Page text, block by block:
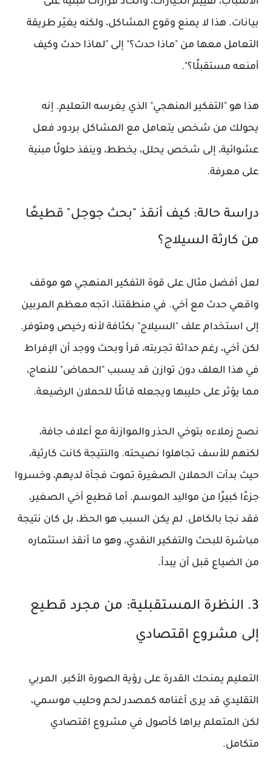
بيانات. هذا لا يمنع وقوع المشاكل، ولكنه يغيّر طريقة
التعامل معها من "ماذا حدث؟" إلى "لماذا حدث وكيف
أمنعه مستقبلًا؟".
هذا هو "التفكير المنهجي" الذي يغرسه التعليم. إنه
يحولك من شخص يتعامل مع المشاكل بردود فعل
عشوائية، إلى شخص يحلل، يخطط، وينفذ حلولًا مبنية
على معرفة.
دراسة حالة: كيف أنقذ "بحث جوجل" قطيعًا
من كارثة السيلاج؟
لعل أفضل مثال على قوة التفكير المنهجي هو موقف
واقعي حدث مع أخي. في منطقتنا، اتجه معظم المربين
إلى استخدام علف "السيلاج" بكثافة لأنه رخيص ومتوفر.
لكن أخي، رغم حداثة تجربته، قرأ وبحث ووجد أن الإفراط
في هذا العلف دون توازن قد يسبب "الحماض" للنعاج،
مما يؤثر على حليبها ويجعله قاتلًا للحملان الرضيعة.
نصح زملاءه بتوخي الحذر والموازنة مع أعلاف جافة،
لكنهم للأسف تجاهلوا نصيحته. والنتيجة كانت كارثية،
حيث بدأت الحملان الصغيرة تموت فجأة لديهم، وخسروا
جزءًا كبيرًا من مواليد الموسم. أما قطيع أخي الصغير،
فقد نجا بالكامل. لم يكن السبب هو الحظ، بل كان نتيجة
مباشرة للبحث والتفكير النقدي، وهو ما أنقذ استثماره
من الضياع قبل أن يبدأ.
3. النظرة المستقبلية: من مجرد قطيع
إلى مشروع اقتصادي
التعليم يمنحك القدرة على رؤية الصورة الأكبر. المربي
التقليدي قد يرى أغنامه كمصدر لحم وحليب موسمي،
لكن المتعلم يراها كأصول في مشروع اقتصادي
متكامل.